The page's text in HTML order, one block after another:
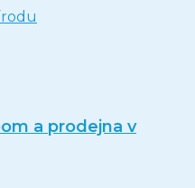
a prodejna v